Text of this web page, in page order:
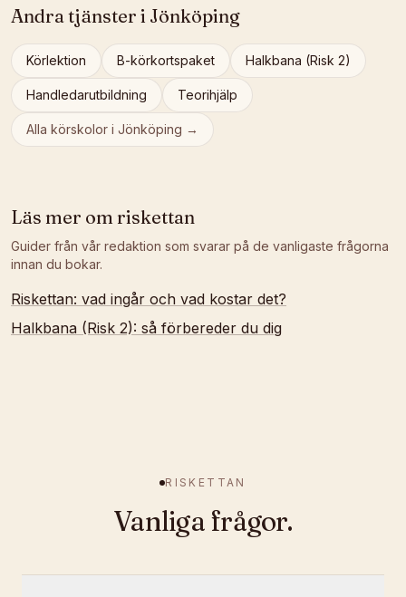
Andra tjänster i Jönköping
Körlektion B-körkortspaket Halkbana (Risk 2)
Handledarutbildning Teorihjälp
Alla körskolor i Jönköping →
Läs mer om riskettan
Guider från vår redaktion som svarar på de vanligaste frågorna
innan du bokar.
Riskettan: vad ingår och vad kostar det?
Halkbana (Risk 2): så förbereder du dig
RISKETTAN
Vanliga frågor.